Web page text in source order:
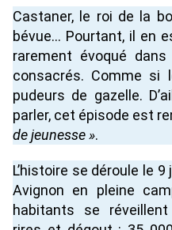
Castaner, le roi de la
bévue… Pourtant, il en
rarement évoqué
consacrés. Comme si
pudeurs de gazelle.
parler, cet épisode est
de jeunesse ».
L’histoire se déroule le
Avignon en pleine
habitants se